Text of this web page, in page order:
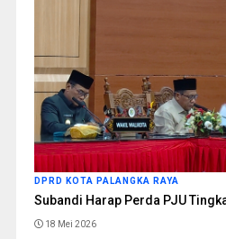
DPRD KOTA PALANGKA RAYA
Subandi Harap Perda PJU
18 Mei 2026